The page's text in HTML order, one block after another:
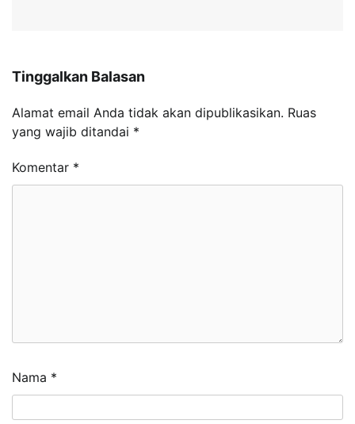
Tinggalkan Balasan
Alamat email Anda tidak akan dipublikasikan. Ruas
yang wajib ditandai *
Komentar *
Nama *